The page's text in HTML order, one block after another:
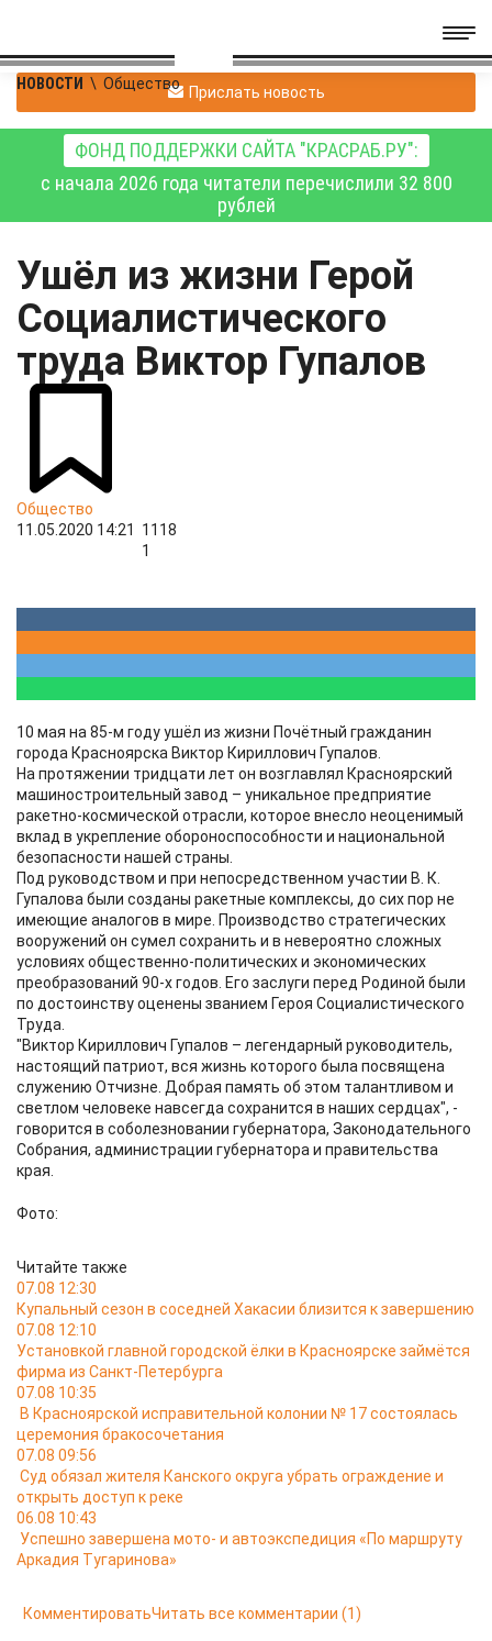
НОВОСТИ \ Общество Прислать новость
ФОНД ПОДДЕРЖКИ САЙТА "КРАСРАБ.РУ":
с начала 2026 года читатели перечислили 32 800
рублей
Ушёл из жизни Герой
Социалистического
труда Виктор Гупалов
Общество
11.05.2020 14:21
1118
1
10 мая на 85-м году ушёл из жизни Почётный гражданин
города Красноярска Виктор Кириллович Гупалов.
На протяжении тридцати лет он возглавлял Красноярский
машиностроительный завод – уникальное предприятие
ракетно-космической отрасли, которое внесло неоценимый
вклад в укрепление обороноспособности и национальной
безопасности нашей страны.
Под руководством и при непосредственном участии В. К.
Гупалова были созданы ракетные комплексы, до сих пор не
имеющие аналогов в мире. Производство стратегических
вооружений он сумел сохранить и в невероятно сложных
условиях общественно-политических и экономических
преобразований 90-х годов. Его заслуги перед Родиной были
по достоинству оценены званием Героя Социалистического
Труда.
"Виктор Кириллович Гупалов – легендарный руководитель,
настоящий патриот, вся жизнь которого была посвящена
служению Отчизне. Добрая память об этом талантливом и
светлом человеке навсегда сохранится в наших сердцах", -
говорится в соболезновании губернатора, Законодательного
Собрания, администрации губернатора и правительства
края.
Фото:
Читайте также
07.08 12:30
Купальный сезон в соседней Хакасии близится к завершению
07.08 12:10
Установкой главной городской ёлки в Красноярске займётся
фирма из Санкт-Петербурга
07.08 10:35
В Красноярской исправительной колонии № 17 состоялась
церемония бракосочетания
07.08 09:56
Суд обязал жителя Канского округа убрать ограждение и
открыть доступ к реке
06.08 10:43
Успешно завершена мото- и автоэкспедиция «По маршруту
Аркадия Тугаринова»
КомментироватьЧитать все комментарии (1)